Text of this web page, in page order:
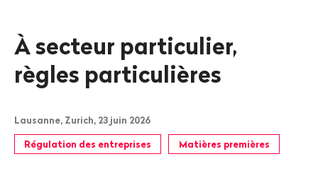
À secteur particulier,
règles particulières
Lausanne, Zurich, 23 juin 2026
Régulation des entreprises Matières premières